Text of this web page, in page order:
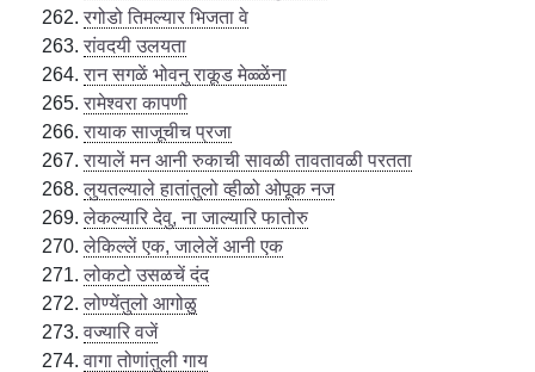
रगोडो तिमल्यार भिजता वे
रांवदयी उलयता
रान सगळें भोवनु राकूड मेळ्ळेंना
रामेश्वरा कापणी
रायाक साजूचीच प्रजा
रायालें मन आनी रुकाची सावळी तावतावळी परतता
लुयतल्याले हातांतुलो व्हीळो ओपूक नज
लेकल्यारि देवु, ना जाल्यारि फातोरु
लेकिल्लें एक, जालेलें आनी एक
लोकटो उसळचें दंद
लोण्येंतुलो आगोळु
वज्यारि वजें
वागा तोणांतुली गाय